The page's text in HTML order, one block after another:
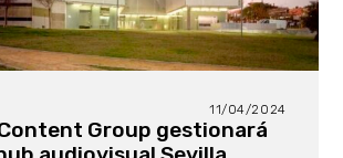
11/04/2024
Group gestionará